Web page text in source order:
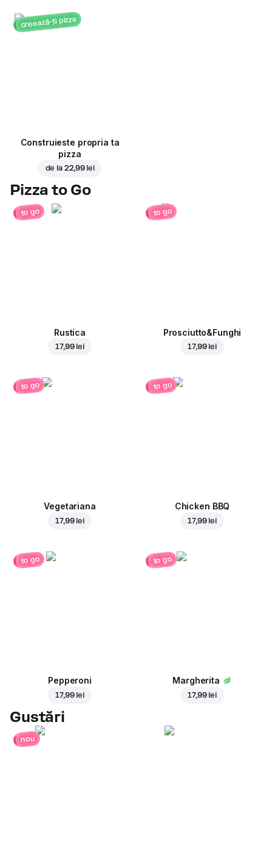
creează-ți pizza
Construieste propria ta
pizza
de la 22,99 lei
Pizza to Go
to go
Rustica
17,99 lei
to go
Prosciutto&Funghi
17,99 lei
to go
Vegetariana
17,99 lei
to go
Chicken BBQ
17,99 lei
to go
Pepperoni
17,99 lei
to go
Margherita
17,99 lei
Gustări
nou